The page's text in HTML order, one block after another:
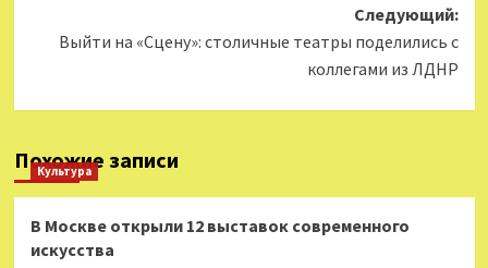
Следующий:
Выйти на «Сцену»: столичные театры поделились с
коллегами из ЛДНР
Похожие записи
Культура
В Москве открыли 12 выставок современного
искусства